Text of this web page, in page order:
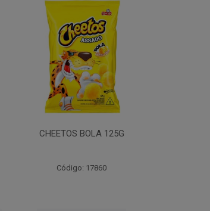
CHEETOS BOLA 125G
Código: 17860